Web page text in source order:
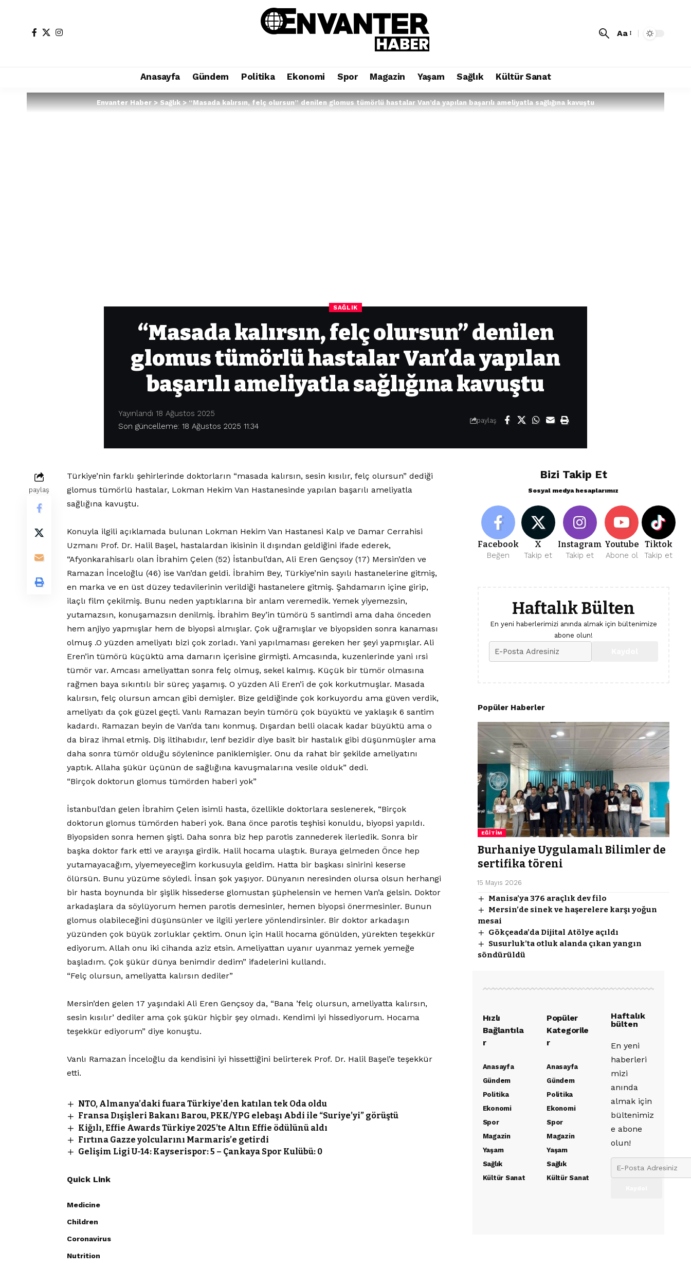
Aa
Anasayfa Gündem Politika Ekonomi Spor Magazin Yaşam Sağlık Kültür Sanat
Envanter Haber>Sağlık>“Masada kalırsın, felç olursun” denilen glomus tümörlü hastalar Van’da yapılan başarılı ameliyatla sağlığına kavuştu
SAĞLIK
“Masada kalırsın, felç olursun” denilen
glomus tümörlü hastalar Van’da yapılan
başarılı ameliyatla sağlığına kavuştu
Son güncelleme: 18 Ağustos 2025 11:34
Yayınlandı 18 Ağustos 2025
paylaş
paylaş
Türkiye’nin farklı şehirlerinde doktorların “masada kalırsın, sesin kısılır, felç olursun” dediği
glomus tümörlü hastalar, Lokman Hekim Van Hastanesinde yapılan başarılı ameliyatla
sağlığına kavuştu.
Konuyla ilgili açıklamada bulunan Lokman Hekim Van Hastanesi Kalp ve Damar Cerrahisi
Uzmanı Prof. Dr. Halil Başel, hastalardan ikisinin il dışından geldiğini ifade ederek,
“Afyonkarahisarlı olan İbrahim Çelen (52) İstanbul’dan, Ali Eren Gençsoy (17) Mersin’den ve
Ramazan İnceloğlu (46) ise Van’dan geldi. İbrahim Bey, Türkiye’nin sayılı hastanelerine gitmiş,
en marka ve en üst düzey tedavilerinin verildiği hastanelere gitmiş. Şahdamarın içine girip,
ilaçlı film çekilmiş. Bunu neden yaptıklarına bir anlam veremedik. Yemek yiyemezsin,
yutamazsın, konuşamazsın denilmiş. İbrahim Bey’in tümörü 5 santimdi ama daha önceden
hem anjiyo yapmışlar hem de biyopsi almışlar. Çok uğramışlar ve biyopsiden sonra kanaması
olmuş .O yüzden ameliyatı bizi çok zorladı. Yani yapılmaması gereken her şeyi yapmışlar. Ali
Eren’in tümörü küçüktü ama damarın içerisine girmişti. Amcasında, kuzenlerinde yani ırsi
tümör var. Amcası ameliyattan sonra felç olmuş, sekel kalmış. Küçük bir tümör olmasına
rağmen baya sıkıntılı bir süreç yaşamış. O yüzden Ali Eren’i de çok korkutmuşlar. Masada
kalırsın, felç olursun amcan gibi demişler. Bize geldiğinde çok korkuyordu ama güven verdik,
ameliyatı da çok güzel geçti. Vanlı Ramazan beyin tümörü çok büyüktü ve yaklaşık 6 santim
kadardı. Ramazan beyin de Van’da tanı konmuş. Dışardan belli olacak kadar büyüktü ama o
da biraz ihmal etmiş. Diş iltihabıdır, lenf bezidir diye basit bir hastalık gibi düşünmüşler ama
daha sonra tümör olduğu söylenince paniklemişler. Onu da rahat bir şekilde ameliyatını
yaptık. Allaha şükür üçünün de sağlığına kavuşmalarına vesile olduk” dedi.
“Birçok doktorun glomus tümörden haberi yok”
İstanbul’dan gelen İbrahim Çelen isimli hasta, özellikle doktorlara seslenerek, “Birçok
doktorun glomus tümörden haberi yok. Bana önce parotis teşhisi konuldu, biyopsi yapıldı.
Biyopsiden sonra hemen şişti. Daha sonra biz hep parotis zannederek ilerledik. Sonra bir
başka doktor fark etti ve arayışa girdik. Halil hocama ulaştık. Buraya gelmeden Önce hep
yutamayacağım, yiyemeyeceğim korkusuyla geldim. Hatta bir başkası sinirini keserse
ölürsün. Bunu yüzüme söyledi. İnsan şok yaşıyor. Dünyanın neresinden olursa olsun herhangi
bir hasta boynunda bir şişlik hissederse glomustan şüphelensin ve hemen Van’a gelsin. Doktor
arkadaşlara da söylüyorum hemen parotis demesinler, hemen biyopsi önermesinler. Bunun
glomus olabileceğini düşünsünler ve ilgili yerlere yönlendirsinler. Bir doktor arkadaşın
yüzünden çok büyük zorluklar çektim. Onun için Halil hocama gönülden, yürekten teşekkür
ediyorum. Allah onu iki cihanda aziz etsin. Ameliyattan uyanır uyanmaz yemek yemeğe
başladım. Çok şükür dünya benimdir dedim” ifadelerini kullandı.
“Felç olursun, ameliyatta kalırsın dediler”
Mersin’den gelen 17 yaşındaki Ali Eren Gençsoy da, “Bana ’felç olursun, ameliyatta kalırsın,
sesin kısılır’ dediler ama çok şükür hiçbir şey olmadı. Kendimi iyi hissediyorum. Hocama
teşekkür ediyorum” diye konuştu.
Vanlı Ramazan İnceloğlu da kendisini iyi hissettiğini belirterek Prof. Dr. Halil Başel’e teşekkür
etti.
NTO, Almanya’daki fuara Türkiye’den katılan tek Oda oldu
Fransa Dışişleri Bakanı Barou, PKK/YPG elebaşı Abdi ile “Suriye’yi” görüştü
Kiğılı, Effie Awards Türkiye 2025’te Altın Effie ödülünü aldı
Fırtına Gazze yolcularını Marmaris’e getirdi
Gelişim Ligi U-14: Kayserispor: 5 – Çankaya Spor Kulübü: 0
Quick Link
Medicine
Children
Coronavirus
Nutrition
Bizi Takip Et
Sosyal medya hesaplarımız
Facebook
Beğen
X
Takip et
Instagram
Takip et
Youtube
Abone ol
Tiktok
Takip et
Haftalık Bülten
En yeni haberlerimizi anında almak için bültenimize
abone olun!
Popüler Haberler
EĞITIM
Burhaniye Uygulamalı Bilimler de
sertifika töreni
15 Mayıs 2026
Manisa’ya 376 araçlık dev filo
Mersin’de sinek ve haşerelere karşı yoğun
mesai
Gökçeada’da Dijital Atölye açıldı
Susurluk’ta otluk alanda çıkan yangın
söndürüldü
Hızlı
Bağlantıla
r
Anasayfa
Gündem
Politika
Ekonomi
Spor
Magazin
Yaşam
Sağlık
Kültür Sanat
Popüler
Kategorile
r
Anasayfa
Gündem
Politika
Ekonomi
Spor
Magazin
Yaşam
Sağlık
Kültür Sanat
Haftalık
bülten
En yeni
haberleri
mizi
anında
almak için
bültenimiz
e abone
olun!